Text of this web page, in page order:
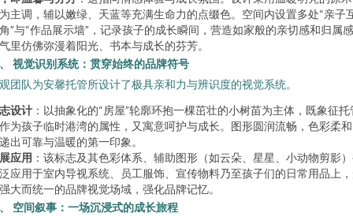
主调，辅以嫩绿、天蓝等充满生命力的点缀色。空间内设置多处“亲子
”与“作品展示墙”，记录孩子的成长瞬间，营造如家般的亲切感和归属
里仿佛弥漫着阳光、书本与成长的芬芳。
视觉识别系统：贯穿始终的品牌符号
团队为安馨托管所设计了极具亲和力与辨识度的视觉系统。
设计 ：以抽象化的“房屋”轮廓环抱一棵茁壮的小树苗为主体，既象征托
为孩子临时港湾的属性，又寓意呵护与成长。图形圆润流畅，色彩柔
出可靠与温暖的第一印象。
应用 ：该标志及其色彩体系、辅助图形（如云朵、星星、小动物剪影
应用于室内导视系统、员工服饰、宣传物料乃至孩子们的日常用品上
大而统一的品牌视觉场域，强化品牌记忆。
空间叙事：一场沉浸式的成长旅程